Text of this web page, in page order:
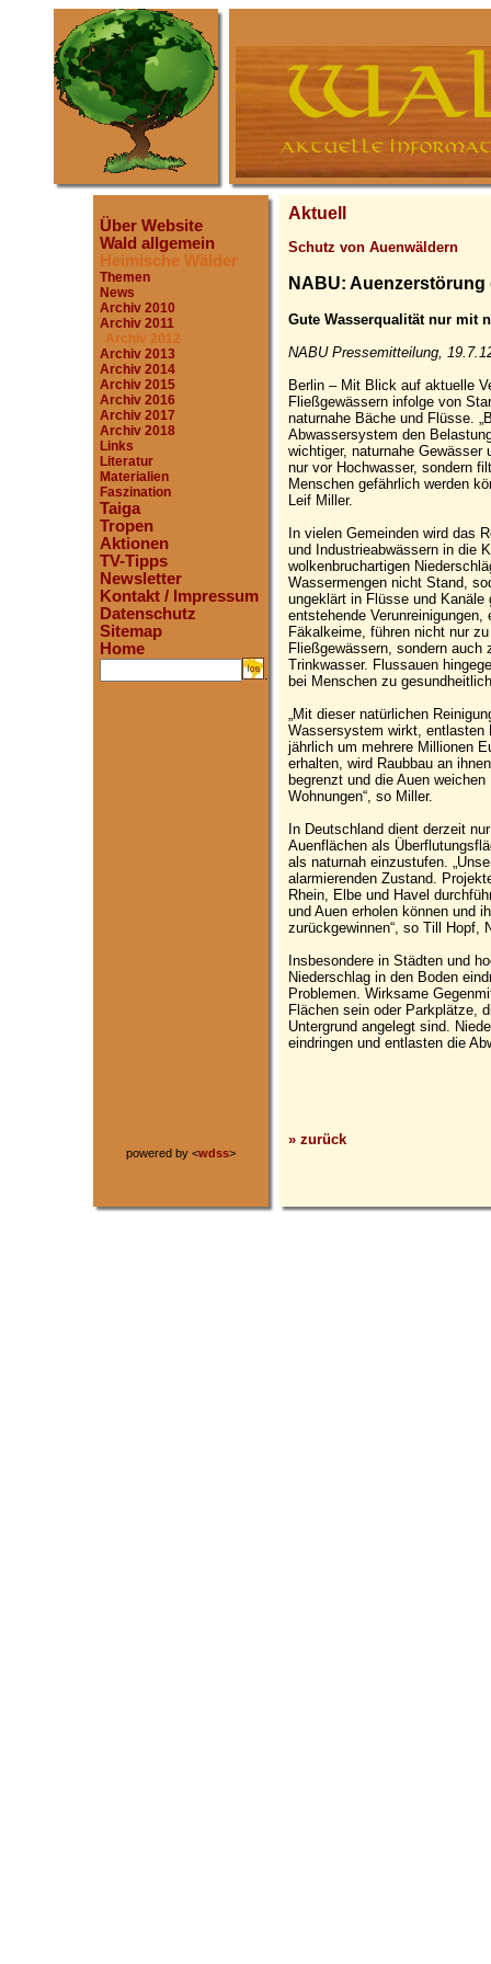
Über Website
Wald allgemein
Heimische Wälder
Themen
News
Archiv 2010
Archiv 2011
Archiv 2012
Archiv 2013
Archiv 2014
Archiv 2015
Archiv 2016
Archiv 2017
Archiv 2018
Links
Literatur
Materialien
Faszination
Taiga
Tropen
Aktionen
TV-Tipps
Newsletter
Kontakt / Impressum
Datenschutz
Sitemap
Home
.
powered by <wdss>
Aktuell
Schutz von Auenwäldern
NABU:
Gute Wasserqualität nur mit
NABU Pressemitteilung,
Berlin – Mit Blick auf aktuelle
Fließgewässern infolge von
naturnahe Bäche und Flüsse.
Abwassersystem den
wichtiger, naturnahe
nur vor Hochwasser, sondern
Menschen gefährlich werden
Leif Miller.
In vielen Gemeinden wird das
und Industrieabwässern in die
wolkenbruchartigen
Wassermengen nicht Stand,
ungeklärt in Flüsse und
entstehende
Fäkalkeime, führen nicht nur
Fließgewässern, sondern auch
Trinkwasser. Flussauen
bei Menschen zu
„Mit dieser natürlichen
Wassersystem wirkt, entlasten
jährlich um mehrere Millionen
erhalten, wird Raubbau an
begrenzt und die Auen
Wohnungen“, so Miller.
In Deutschland dient derzeit
Auenflächen als
als naturnah einzustufen.
alarmierenden Zustand.
Rhein, Elbe und Havel
und Auen erholen können und
zurückgewinnen“, so Till Hopf,
Insbesondere in Städten und
Niederschlag in den Boden
Problemen. Wirksame
Flächen sein oder Parkplätze,
Untergrund angelegt sind.
eindringen und entlasten die
» zurück